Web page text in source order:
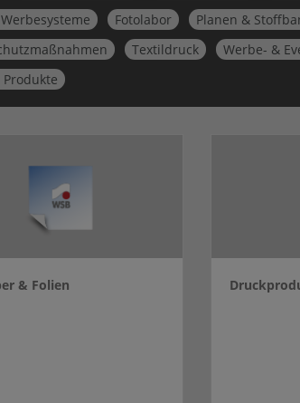
Fotolabor Planen &
Textildruck Werbe- &
& Folien